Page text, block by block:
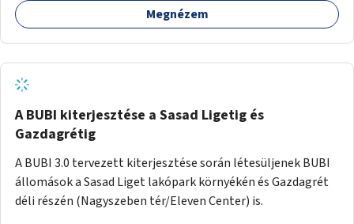
barátságosabbá és zöldebbé lehetne tenni a megállókat.
Megnézem
A BUBI kiterjesztése a Sasad Ligetig és
Gazdagrétig
A BUBI 3.0 tervezett kiterjesztése során létesüljenek BUBI
állomások a Sasad Liget lakópark környékén és Gazdagrét
déli részén (Nagyszeben tér/Eleven Center) is.